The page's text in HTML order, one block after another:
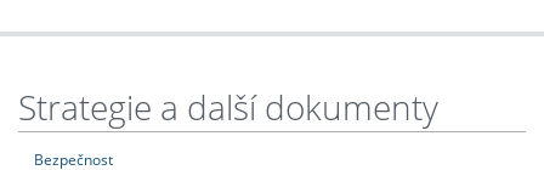
Strategie a další dokumenty
Bezpečnost